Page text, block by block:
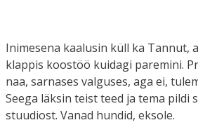
Inimesena kaalusin küll ka Tannut,
klappis koostöö kuidagi paremini.
naa, sarnases valguses, aga ei,
Seega läksin teist teed ja tema pildi
stuudiost. Vanad hundid, eksole.